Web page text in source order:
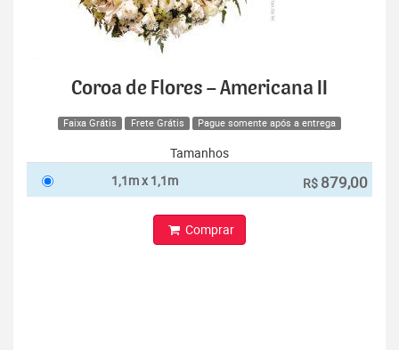
Coroa de Flores – Americana II
Faixa Grátis Frete Grátis Pague somente após a entrega
Tamanhos
1,1m x 1,1m
R$ 879,00
Comprar